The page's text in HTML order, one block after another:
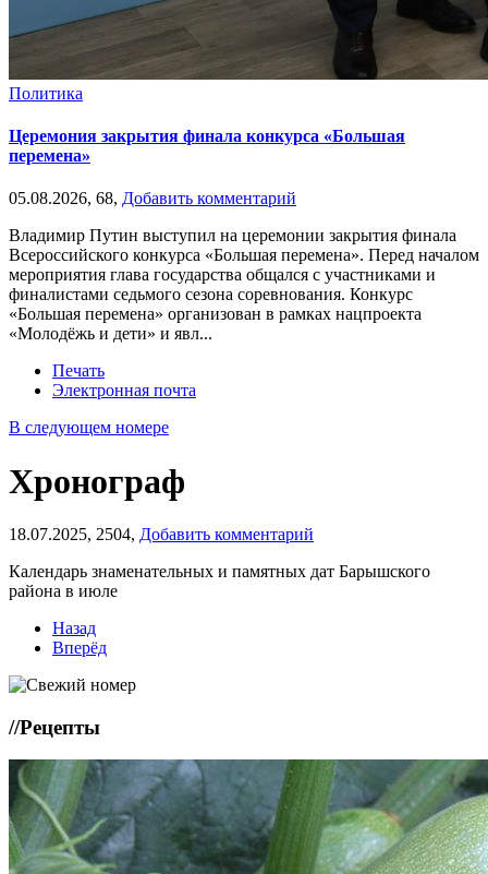
Политика
Церемония закрытия финала конкурса «Большая
перемена»
05.08.2026, 68, Добавить комментарий
Владимир Путин выступил на церемонии закрытия финала
Всероссийского конкурса «Большая перемена». Перед началом
мероприятия глава государства общался с участниками и
финалистами седьмого сезона соревнования. Конкурс
«Большая перемена» организован в рамках нацпроекта
«Молодёжь и дети» и явл...
Печать
Электронная почта
В следующем номере
Хронограф
18.07.2025, 2504, Добавить комментарий
Календарь знаменательных и памятных дат Барышского
района в июле
Назад
Вперёд
//Рецепты